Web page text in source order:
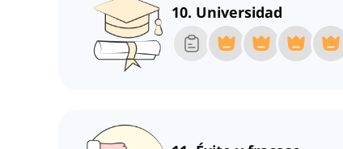
10. Universidad